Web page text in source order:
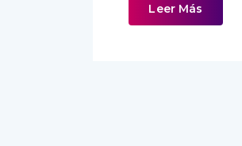
Leer Más